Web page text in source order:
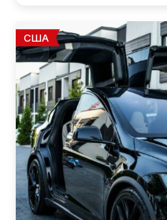
США